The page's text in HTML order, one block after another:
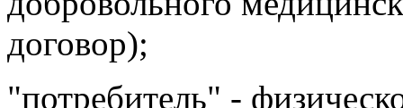
договор);
"потребитель" -